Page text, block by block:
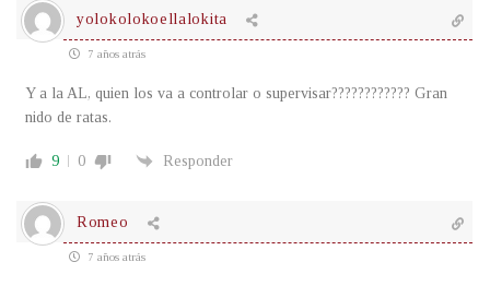
yolokolokoellalokita
7 años atrás
Y a la AL, quien los va a controlar o supervisar???????????? Gran
nido de ratas.
9 0 Responder
Romeo
7 años atrás